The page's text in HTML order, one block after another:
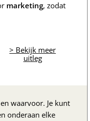
marketing, zodat
> Bekijk meer
uitleg
waarvoor. Je kunt
onderaan elke